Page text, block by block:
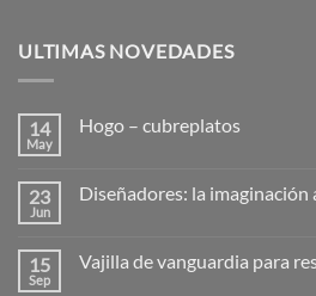
ULTIMAS NOVEDADES
14
May
Hogo – cubreplatos
en
23
Jun
Diseñadores: la imaginación
en
15
Sep
Vajilla de vanguardia para